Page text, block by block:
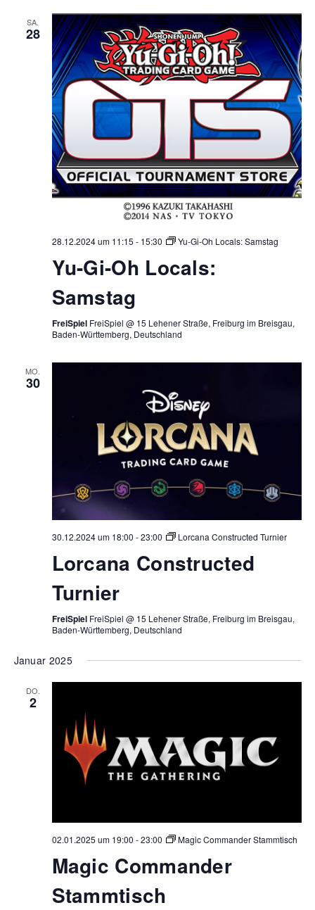
SA.
28
28.12.2024 um 11:15 - 15:30 Yu-Gi-Oh Locals: Samstag
Yu-Gi-Oh Locals:
Samstag
FreiSpiel FreiSpiel @ 15 Lehener Straße, Freiburg im Breisgau,
Baden-Württemberg, Deutschland
MO.
30
30.12.2024 um 18:00 -23:00 Lorcana Constructed Turnier
Lorcana Constructed
Turnier
FreiSpiel FreiSpiel @ 15 Lehener Straße, Freiburg im Breisgau,
Baden-Württemberg, Deutschland
Januar 2025
DO.
2
02.01.2025 um 19:00 -23:00 Magic Commander Stammtisch
Magic Commander
Stammtisch